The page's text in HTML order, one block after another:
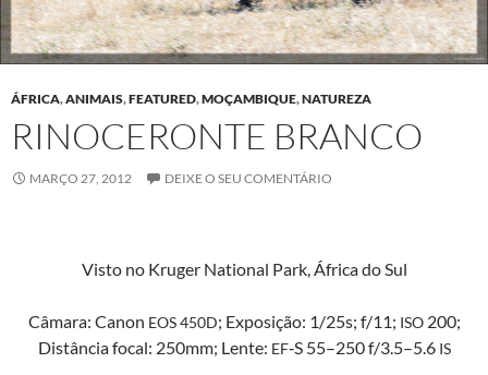
ÁFRICA,ANIMAIS,FEATURED,MOÇAMBIQUE,NATUREZA
RINOCERONTE BRANCO
MARÇO 27, 2012 DEIXE O SEU COMENTÁRIO
Vis­to no Kruger Nation­al Park, África do Sul
Câmara: Canon EOS 450D; Exposição: 1/25s; f/11; ISO200;
Dis­tân­cia focal: 250mm; Lente: EF‑S 55–250 f/3.5–5.6 IS